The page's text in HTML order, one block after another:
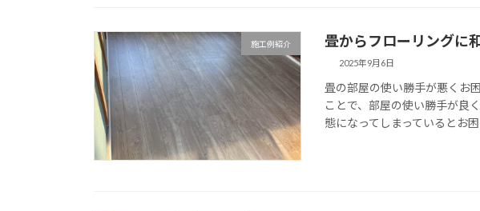
施工例紹介 畳からフローリングに
2025年9月6日
畳の部屋の使い勝手が悪くお
ことで、部屋の使い勝手が良
態になってしまっているとお